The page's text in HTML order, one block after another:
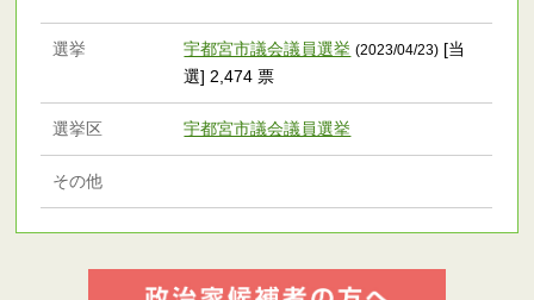
選挙 宇都宮市議会議員選挙 (2023/04/23) [当
選] 2,474 票
選挙区 宇都宮市議会議員選挙
その他